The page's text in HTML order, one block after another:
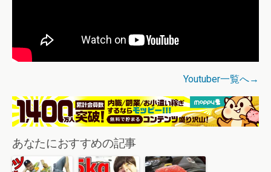
Youtuber一覧へ→
あなたにおすすめの記事